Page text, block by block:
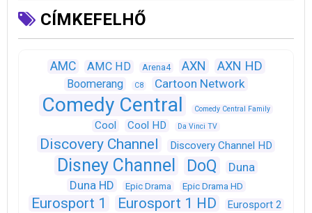
CÍMKEFELHŐ
AMC AMC HD Arena4 AXN AXN HD
Boomerang C8 Cartoon Network
Comedy Central Comedy Central Family
Cool Cool HD Da Vinci TV
Discovery Channel Discovery Channel HD
Disney Channel DoQ
Duna
Duna HD
Epic Drama Epic Drama HD
Eurosport 1 Eurosport 1 HD
Eurosport 2